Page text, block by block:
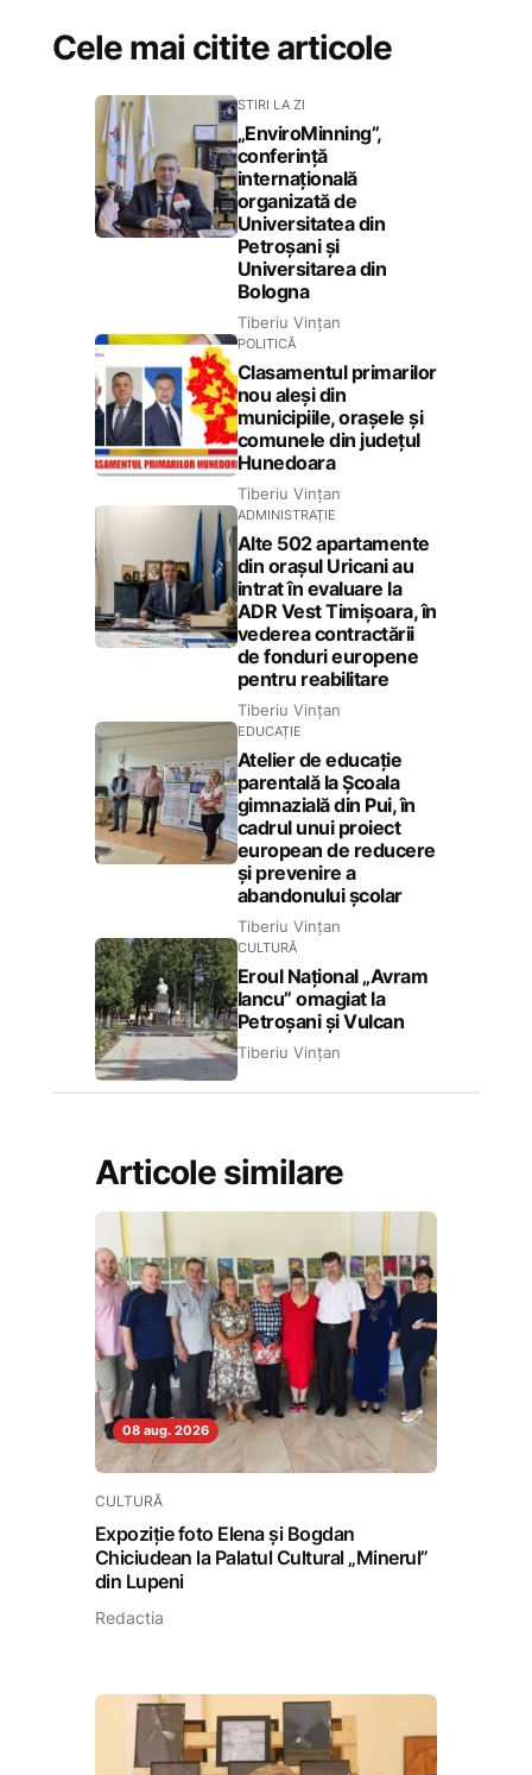
Cele mai citite articole
STIRI LA ZI
„EnviroMinning”,
conferință
internațională
organizată de
Universitatea din
Petroșani și
Universitarea din
Bologna
Tiberiu Vințan
POLITICĂ
Clasamentul primarilor
nou aleși din
municipiile, orașele și
comunele din județul
Hunedoara
Tiberiu Vințan
ADMINISTRAȚIE
Alte 502 apartamente
din orașul Uricani au
intrat în evaluare la
ADR Vest Timișoara, în
vederea contractării
de fonduri europene
pentru reabilitare
Tiberiu Vințan
EDUCAȚIE
Atelier de educație
parentală la Școala
gimnazială din Pui, în
cadrul unui proiect
european de reducere
și prevenire a
abandonului școlar
Tiberiu Vințan
CULTURĂ
Eroul Național „Avram
Iancu” omagiat la
Petroșani și Vulcan
Tiberiu Vințan
Articole similare
08 aug. 2026
CULTURĂ
Expoziție foto Elena și Bogdan
Chiciudean la Palatul Cultural „Minerul”
din Lupeni
Redactia